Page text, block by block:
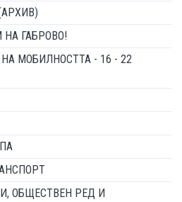
ГАБРОВО!
МОБИЛНОСТТА - 16 - 22
ОБЩЕСТВЕН РЕД И